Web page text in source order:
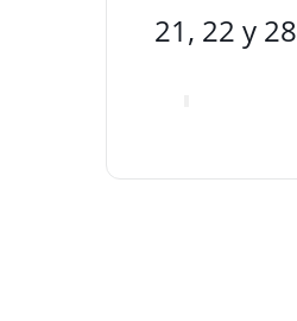
21, 22 y 28